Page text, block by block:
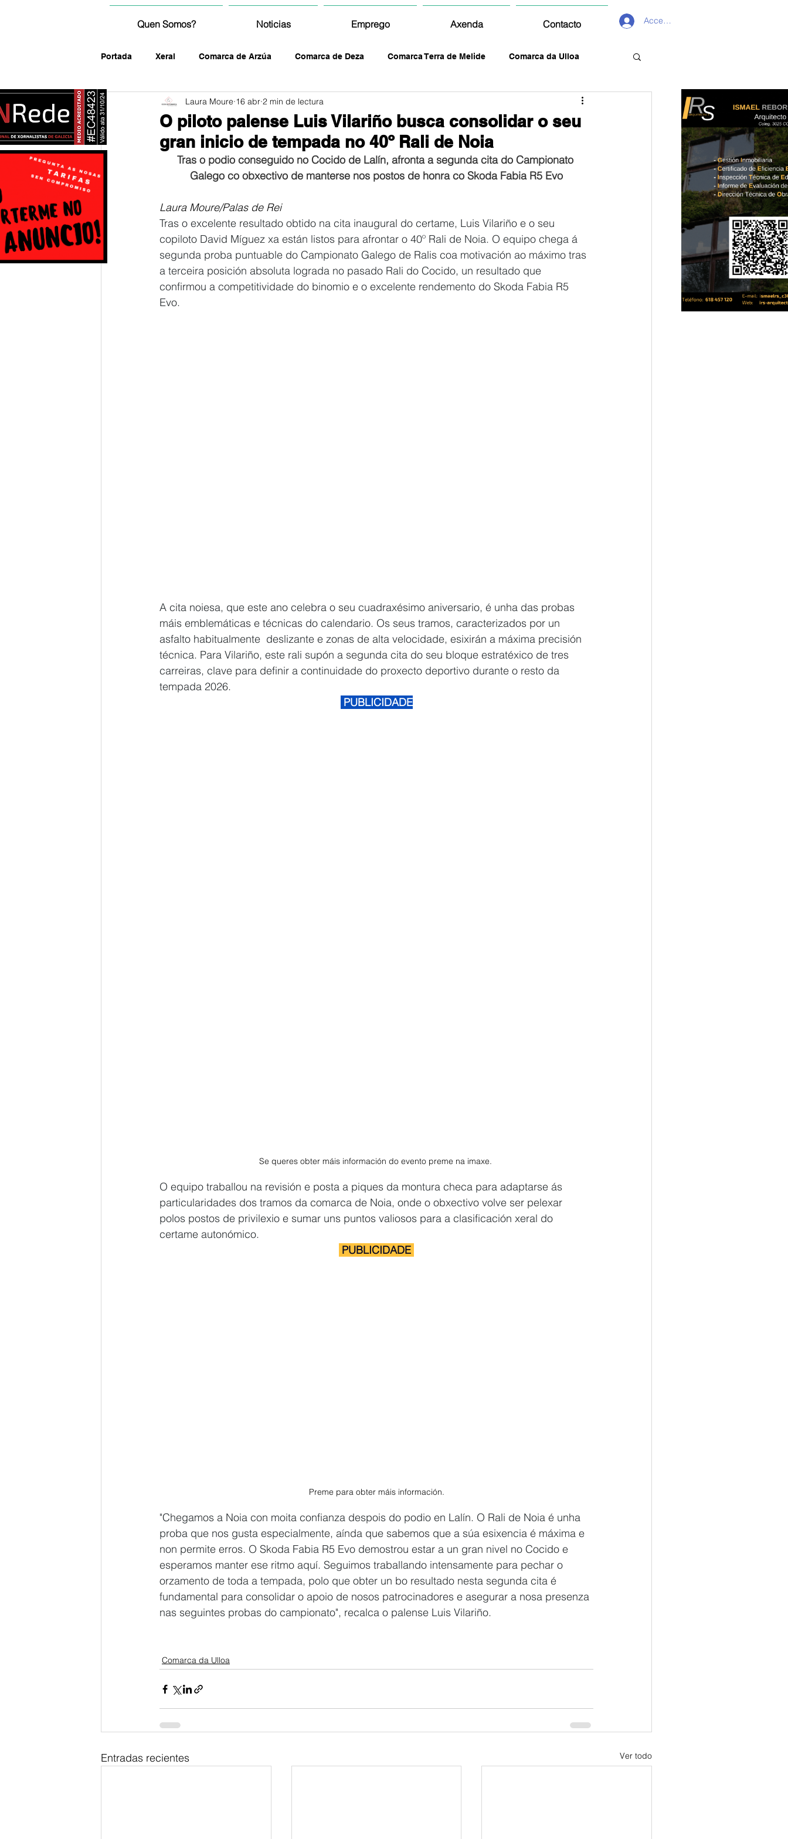
Quen Somos? Noticias Emprego Axenda Contacto Acceder
Portada Xeral Comarca de Arzúa Comarca de Deza Comarca Terra de Melide Comarca da Ulloa
fotografía
O piloto palense Luis Vilariño busca consolidar o seu
gran inicio de tempada no 40º Rali de Noia
Laura Moure 16 abr 2 min de lectura
Tras o podio conseguido no Cocido de Lalín, afronta a segunda cita do Campionato
Galego co obxectivo de manterse nos postos de honra co Skoda Fabia R5 Evo
Laura Moure/Palas de Rei
Tras o excelente resultado obtido na cita inaugural do certame, Luis Vilariño e o seu
copiloto David Míguez xa están listos para afrontar o 40º Rali de Noia. O equipo chega á
segunda proba puntuable do Campionato Galego de Ralis coa motivación ao máximo tras
a terceira posición absoluta lograda no pasado Rali do Cocido, un resultado que
confirmou a competitividade do binomio e o excelente rendemento do Skoda Fabia R5
Evo.
A cita noiesa, que este ano celebra o seu cuadraxésimo aniversario, é unha das probas
máis emblemáticas e técnicas do calendario. Os seus tramos, caracterizados por un
asfalto habitualmente  deslizante e zonas de alta velocidade, esixirán a máxima precisión
técnica. Para Vilariño, este rali supón a segunda cita do seu bloque estratéxico de tres
carreiras, clave para definir a continuidade do proxecto deportivo durante o resto da
tempada 2026.
PUBLICIDADE
Se queres obter máis información do evento preme na imaxe.
O equipo traballou na revisión e posta a piques da montura checa para adaptarse ás
particularidades dos tramos da comarca de Noia, onde o obxectivo volve ser pelexar
polos postos de privilexio e sumar uns puntos valiosos para a clasificación xeral do
certame autonómico.
PUBLICIDADE
Preme para obter máis información.
"Chegamos a Noia con moita confianza despois do podio en Lalín. O Rali de Noia é unha
proba que nos gusta especialmente, aínda que sabemos que a súa esixencia é máxima e
non permite erros. O Skoda Fabia R5 Evo demostrou estar a un gran nivel no Cocido e
esperamos manter ese ritmo aquí. Seguimos traballando intensamente para pechar o
orzamento de toda a tempada, polo que obter un bo resultado nesta segunda cita é
fundamental para consolidar o apoio de nosos patrocinadores e asegurar a nosa presenza
nas seguintes probas do campionato", recalca o palense Luis Vilariño.
Comarca da Ulloa
Entradas recientes Ver todo